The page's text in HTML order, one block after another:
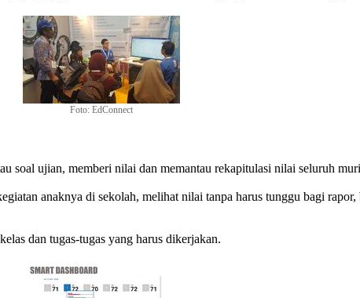
Foto: EdConnect
soal ujian, memberi nilai dan memantau rekapitulasi nilai seluruh
anaknya di sekolah, melihat nilai tanpa harus tunggu bagi
dan tugas-tugas yang harus dikerjakan.